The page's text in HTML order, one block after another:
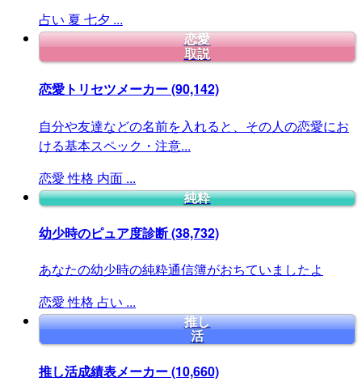
占い 夏 七夕 ...
恋愛
取説
恋愛トリセツメーカー(90,142)
自分や友達などの名前を入れると、その人の恋愛にお
ける基本スペック・注意...
恋愛 性格 内面 ...
純粋
幼少時のピュア度診断(38,732)
あなたの幼少時の純粋通信簿がおちていましたよ
恋愛 性格 占い ...
推し
活
推し活成績表メーカー(10,660)